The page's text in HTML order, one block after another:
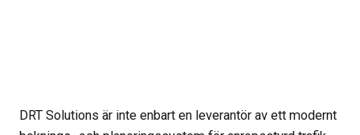
DRT Solutions är inte enbart en leverantör av ett modernt